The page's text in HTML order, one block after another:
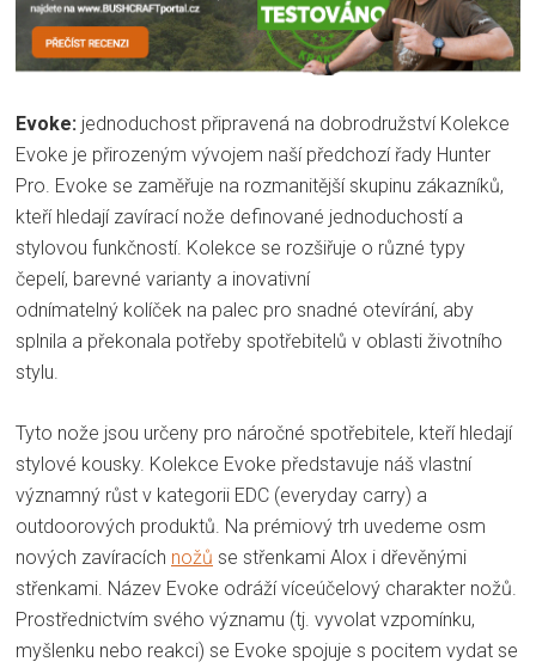
Evoke: jednoduchost připravená na dobrodružství Kolekce
Evoke je přirozeným vývojem naší předchozí řady Hunter
Pro. Evoke se zaměřuje na rozmanitější skupinu zákazníků,
kteří hledají zavírací nože definované jednoduchostí a
stylovou funkčností. Kolekce se rozšiřuje o různé typy
čepelí, barevné varianty a inovativní
odnímatelný kolíček na palec pro snadné otevírání, aby
splnila a překonala potřeby spotřebitelů v oblasti životního
stylu.
Tyto nože jsou určeny pro náročné spotřebitele, kteří hledají
stylové kousky. Kolekce Evoke představuje náš vlastní
významný růst v kategorii EDC (everyday carry) a
outdoorových produktů. Na prémiový trh uvedeme osm
nových zavíracích nožů se střenkami Alox i dřevěnými
střenkami. Název Evoke odráží víceúčelový charakter nožů.
Prostřednictvím svého významu (tj. vyvolat vzpomínku,
myšlenku nebo reakci) se Evoke spojuje s pocitem vydat se